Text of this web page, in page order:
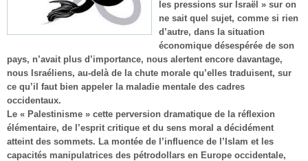
les pressions sur Israël » sur on
ne sait quel sujet, comme si rien
d’autre, dans la situation
économique désespérée de son
pays, n’avait plus d’importance, nous alertent encore davantage,
nous Israéliens, au-delà de la chute morale qu’elles traduisent, sur
ce qu’il faut bien appeler la maladie mentale des cadres
occidentaux.
Le « Palestinisme » cette perversion dramatique de la réflexion
élémentaire, de l’esprit critique et du sens moral a décidément
atteint des sommets. La montée de l’influence de l’Islam et les
capacités manipulatrices des pétrodollars en Europe occidentale,